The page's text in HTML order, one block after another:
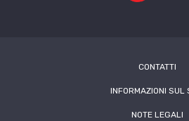
CONTATTI
INFORMAZIONI SUL
NOTE LEGALI